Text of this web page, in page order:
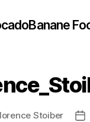
Stoiber